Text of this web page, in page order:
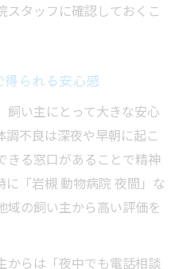
スタッフに確認しておくこ
られる安心感
飼い主にとって大きな安心
不良は深夜や早朝に起こ
きる窓口があることで精神
「岩槻 動物病院 夜間」な
域の飼い主から高い評価を
からは「夜中でも電話相談